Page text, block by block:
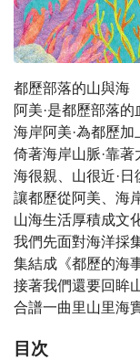
都歷部落的山與海
阿美·是都歷部落的
海岸阿美·為都歷加
倚著海岸山脈·靠著
海很親、山很近·
讓都歷從阿美、海
山海生活厚積成文
我們先面對海洋採
集結成《都歷的海
接著我們還要回眸
合譜一曲里山里海
目次